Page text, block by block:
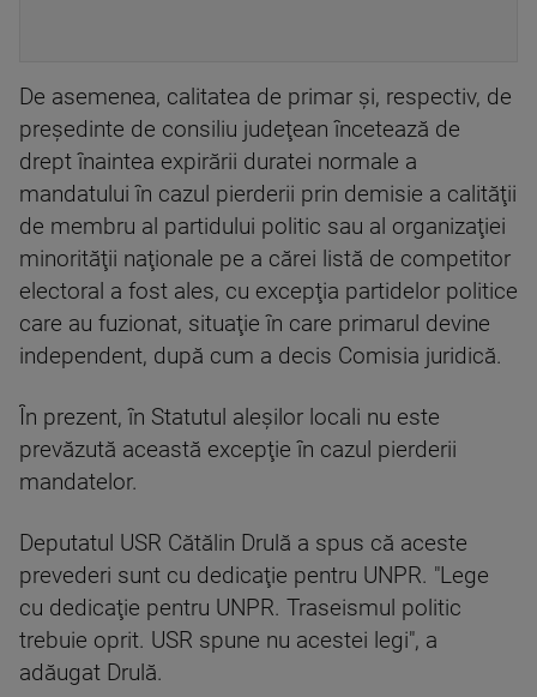
De asemenea, calitatea de primar şi, respectiv, de
preşedinte de consiliu judeţean încetează de
drept înaintea expirării duratei normale a
mandatului în cazul pierderii prin demisie a calităţii
de membru al partidului politic sau al organizaţiei
minorităţii naţionale pe a cărei listă de competitor
electoral a fost ales, cu excepţia partidelor politice
care au fuzionat, situaţie în care primarul devine
independent, după cum a decis Comisia juridică.
În prezent, în Statutul aleşilor locali nu este
prevăzută această excepţie în cazul pierderii
mandatelor.
Deputatul USR Cătălin Drulă a spus că aceste
prevederi sunt cu dedicaţie pentru UNPR. "Lege
cu dedicaţie pentru UNPR. Traseismul politic
trebuie oprit. USR spune nu acestei legi", a
adăugat Drulă.